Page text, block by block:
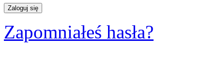
Zapomniałeś hasła?